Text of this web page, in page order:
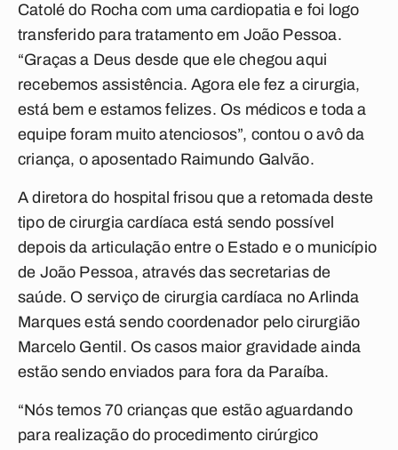
Catolé do Rocha com uma cardiopatia e foi logo
transferido para tratamento em João Pessoa.
“Graças a Deus desde que ele chegou aqui
recebemos assistência. Agora ele fez a cirurgia,
está bem e estamos felizes. Os médicos e toda a
equipe foram muito atenciosos”, contou o avô da
criança, o aposentado Raimundo Galvão.
A diretora do hospital frisou que a retomada deste
tipo de cirurgia cardíaca está sendo possível
depois da articulação entre o Estado e o município
de João Pessoa, através das secretarias de
saúde. O serviço de cirurgia cardíaca no Arlinda
Marques está sendo coordenador pelo cirurgião
Marcelo Gentil. Os casos maior gravidade ainda
estão sendo enviados para fora da Paraíba.
“Nós temos 70 crianças que estão aguardando
para realização do procedimento cirúrgico